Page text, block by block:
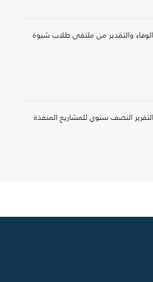
الوفاء والتقدير من ملتقى طلاب شبوة
النصف سنوي للمشاريع المنفذة